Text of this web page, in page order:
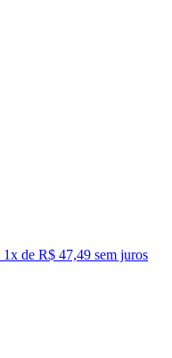
1x de R$ 47,49 sem juros